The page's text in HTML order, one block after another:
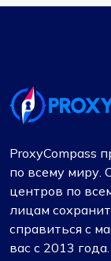
ProxyCompass
по всему миру.
центров по
лицам
справиться с
вас с 2013 года.